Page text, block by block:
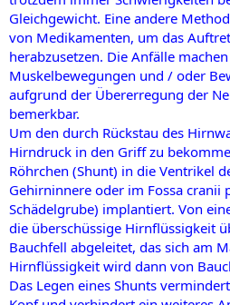
Gleichgewicht. Eine andere
von Medikamenten, um das
herabzusetzen. Die Anfälle
Muskelbewegungen und / oder
aufgrund der Übererregung der
bemerkbar.
Um den durch Rückstau des
Hirndruck in den Griff zu
Röhrchen (Shunt) in die Ventrikel
Gehirninnere oder im Fossa cranii
Schädelgrube) implantiert. Von
die überschüssige Hirnflüssigkeit
Bauchfell abgeleitet, das sich am
Hirnflüssigkeit wird dann von
Das Legen eines Shunts